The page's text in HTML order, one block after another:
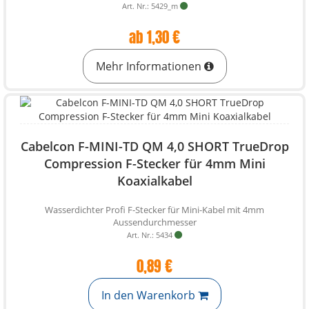
Art. Nr.: 5429_m
ab 1,30 €
Mehr Informationen
Cabelcon F-MINI-TD QM 4,0 SHORT TrueDrop
Compression F-Stecker für 4mm Mini
Koaxialkabel
Wasserdichter Profi F-Stecker für Mini-Kabel mit 4mm
Aussendurchmesser
Art. Nr.: 5434
0,89 €
In den Warenkorb